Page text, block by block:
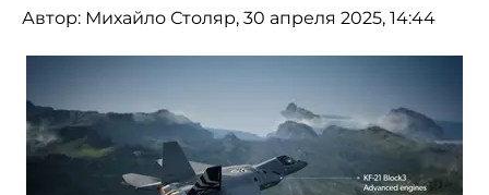
Автор: Михайло Столяр, 30 апреля 2025, 14:44